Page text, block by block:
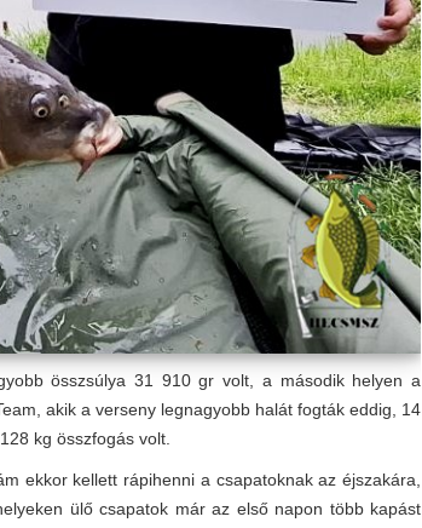
összsúlya 31 910 gr volt, a második helyen a
akik a verseny legnagyobb halát fogták eddig, 14
kg összfogás volt.
ekkor kellett rápihenni a csapatoknak az éjszakára,
ülő csapatok már az első napon több kapást